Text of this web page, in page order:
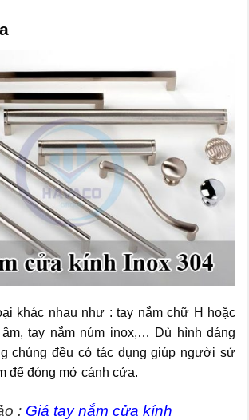
khác nhau như : tay nắm chữ H hoặc
tay nắm núm inox,… Dù hình dáng
chúng đều có tác dụng giúp người sử
để đóng mở cánh cửa.
: Giá tay nắm cửa kính